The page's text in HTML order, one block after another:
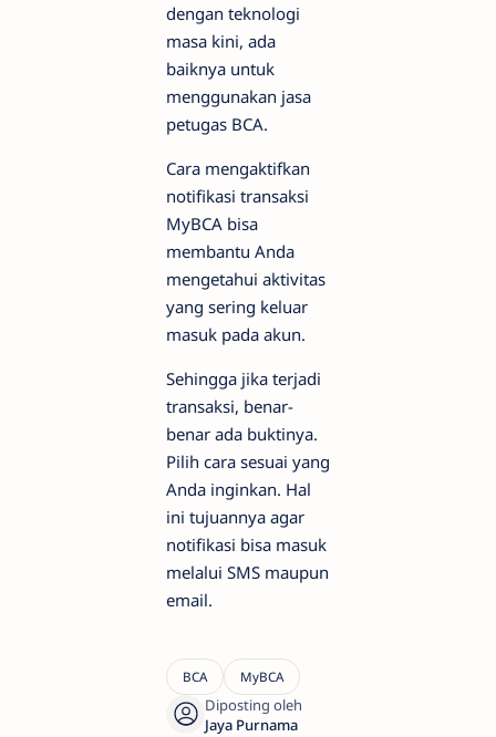
dengan teknologi
masa kini, ada
baiknya untuk
menggunakan jasa
petugas BCA.
Cara mengaktifkan
notifikasi transaksi
MyBCA bisa
membantu Anda
mengetahui aktivitas
yang sering keluar
masuk pada akun.
Sehingga jika terjadi
transaksi, benar-
benar ada buktinya.
Pilih cara sesuai yang
Anda inginkan. Hal
ini tujuannya agar
notifikasi bisa masuk
melalui SMS maupun
email.